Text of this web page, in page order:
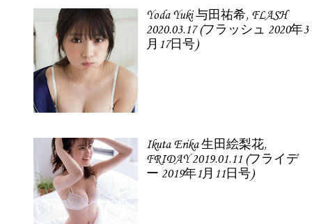
Yoda Yuki 与田祐希, FLASH
2020.03.17 (フラッシュ 2020年3
月17日号)
Ikuta Erika 生田絵梨花,
FRIDAY 2019.01.11 (フライデ
ー 2019年1月11日号)